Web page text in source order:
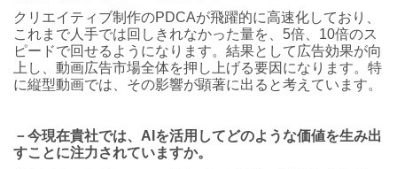
クリエイティブ制作のPDCAが飛躍的に高速化しており、
これまで人手では回しきれなかった量を、5倍、10倍のス
ピードで回せるようになります。結果として広告効果が向
上し、動画広告市場全体を押し上げる要因になります。特
に縦型動画では、その影響が顕著に出ると考えています。
－今現在貴社では、AIを活用してどのような価値を生み出
すことに注力されていますか。